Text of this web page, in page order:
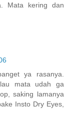
Mata kering dan
ya rasanya.
mata udah ga
saking lamanya
Insto Dry Eyes,